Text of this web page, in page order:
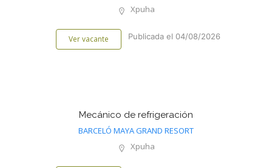
Xpuha
Ver vacante Publicada el 04/08/2026
Mecánico de refrigeración
BARCELÓ MAYA GRAND RESORT
Xpuha